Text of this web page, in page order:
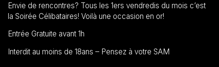
Envie de rencontres? Tous les 1ers vendredis du mois c’est
la Soirée Célibataires! Voilà une occasion en or!
Entrée Gratuite avant 1h
Interdit au moins de 18ans – Pensez à votre SAM